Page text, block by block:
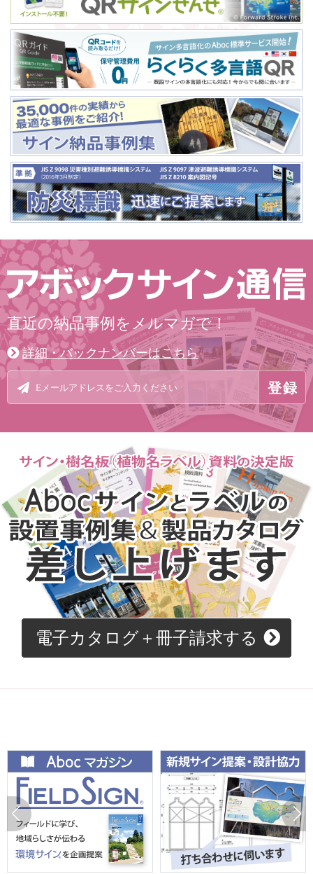
直近の納品事例をメルマガで！
詳細・バックナンバーはこちら
電子カタログ＋冊子請求する